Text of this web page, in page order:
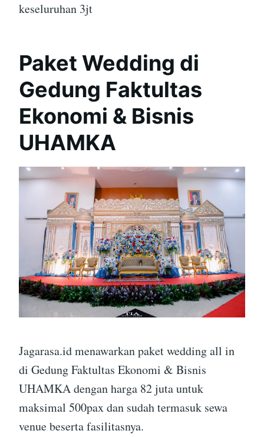
keseluruhan 3jt
Paket Wedding di
Gedung Faktultas
Ekonomi & Bisnis
UHAMKA
Jagarasa.id menawarkan paket wedding all in
di Gedung Faktultas Ekonomi & Bisnis
UHAMKA dengan harga 82 juta untuk
maksimal 500pax dan sudah termasuk sewa
venue beserta fasilitasnya.